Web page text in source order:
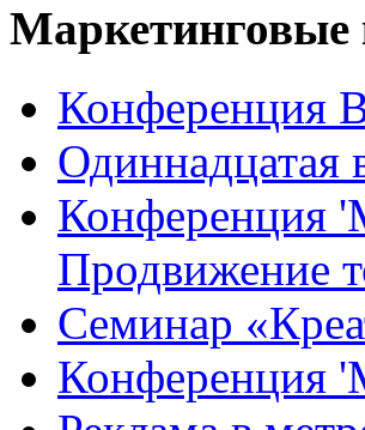
Конференция
Одиннадцатая
Конференция
Продвижение
Семинар
Конференция